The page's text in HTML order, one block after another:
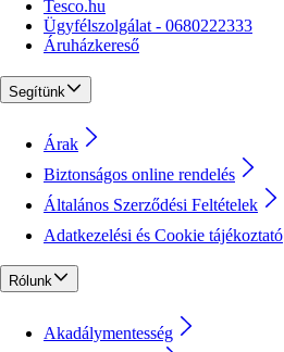
Tesco.hu
Ügyfélszolgálat - 0680222333
Áruházkereső
Segítünk
Árak
Biztonságos online rendelés
Általános Szerződési Feltételek
Adatkezelési és Cookie tájékoztató
Rólunk
Akadálymentesség